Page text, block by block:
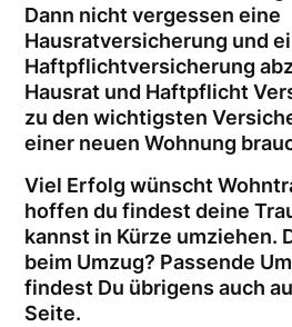
Dann nicht vergessen eine
Hausratversicherung und
Haftpflichtversicherung
Hausrat und Haftpflicht
zu den wichtigsten
einer neuen Wohnung
Viel Erfolg wünscht
hoffen du findest deine
kannst in Kürze umziehen.
beim Umzug? Passende
findest Du übrigens auch
Seite.